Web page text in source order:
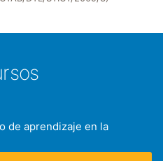
de aprendizaje en la